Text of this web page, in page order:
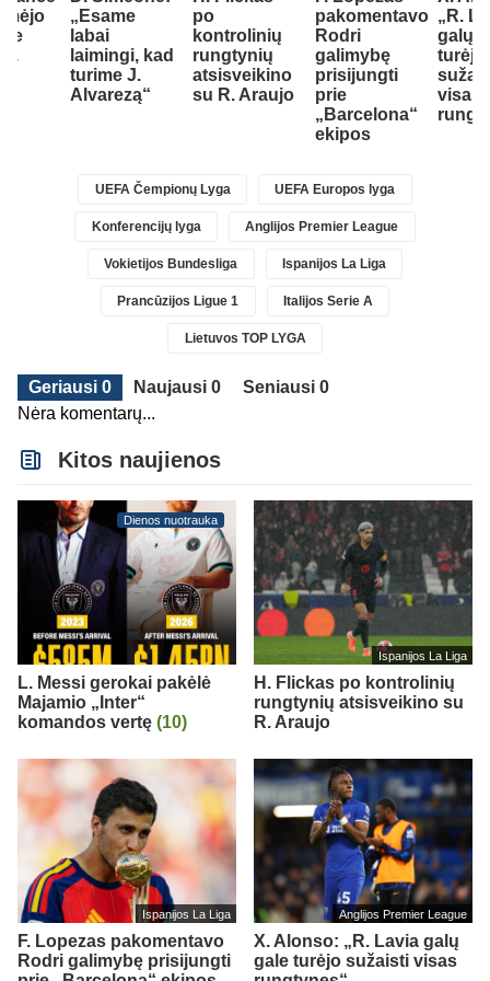
„Esame
labai
laimingi, kad
turime J.
Alvarezą“
po
kontrolinių
rungtynių
atsisveikino
su R. Araujo
pakomentavo
Rodri
galimybę
prisijungti
prie
„Barcelona“
ekipos
„R.
galų
turėjo
visas
UEFA Čempionų Lyga UEFA Europos lyga
Konferencijų lyga Anglijos Premier League
Vokietijos Bundesliga Ispanijos La Liga
Prancūzijos Ligue 1 Italijos Serie A
Lietuvos TOP LYGA
Geriausi 0 Naujausi 0
Seniausi 0
Nėra komentarų...
Kitos naujienos
Dienos nuotrauka
L. Messi gerokai pakėlė
Majamio „Inter“
komandos vertę (10)
Ispanijos La Liga
H. Flickas po kontrolinių
rungtynių atsisveikino su
R. Araujo
Ispanijos La Liga
F. Lopezas pakomentavo
Rodri galimybę prisijungti
Anglijos Premier League
X. Alonso: „R. Lavia galų
gale turėjo sužaisti visas